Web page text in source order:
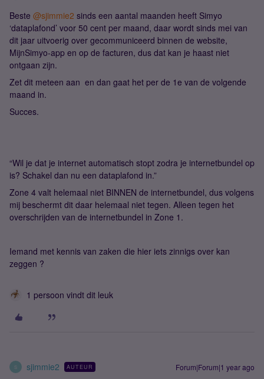
Beste ​ @sjimmie2 sinds een aantal maanden heeft Simyo
‘dataplafond’ voor 50 cent per maand, daar wordt sinds mei van
dit jaar uitvoerig over gecommuniceerd binnen de website,
MijnSimyo-app en op de facturen, dus dat kan je haast niet
ontgaan zijn.
Zet dit meteen aan en dan gaat het per de 1e van de volgende
maand in.
Succes.
“Wil je dat je internet automatisch stopt zodra je internetbundel op
is? Schakel dan nu een dataplafond in.”
Zone 4 valt helemaal niet BINNEN de internetbundel, dus volgens
mij beschermt dit daar helemaal niet tegen. Alleen tegen het
overschrijden van de internetbundel in Zone 1.
Iemand met kennis van zaken die hier iets zinnigs over kan
zeggen ?
1 persoon vindt dit leuk
S sjimmie2 AUTEUR Forum|Forum|1 year ago